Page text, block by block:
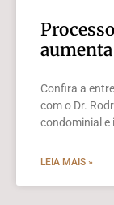
aumenta
Confira a
com o Dr.
condominial e
LEIA MAIS »